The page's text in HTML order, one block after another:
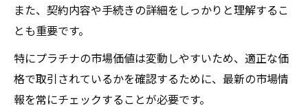
また、契約内容や手続きの詳細をしっかりと理解するこ
とも重要です。
特にプラチナの市場価値は変動しやすいため、適正な価
格で取引されているかを確認するために、最新の市場情
報を常にチェックすることが必要です。